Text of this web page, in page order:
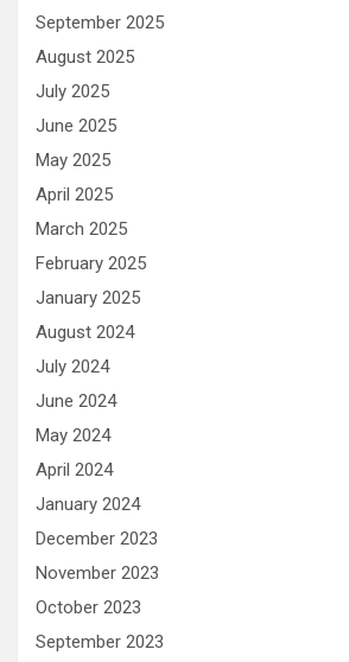
September 2025
August 2025
July 2025
June 2025
May 2025
April 2025
March 2025
February 2025
January 2025
August 2024
July 2024
June 2024
May 2024
April 2024
January 2024
December 2023
November 2023
October 2023
September 2023